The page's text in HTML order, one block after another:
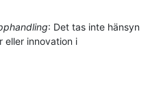
: Det tas inte hänsyn
eller innovation i